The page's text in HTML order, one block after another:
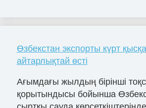
Өзбекстан экспорты күрт
айтарлықтай өсті
Ағымдағы жылдың бірінші
қорытындысы бойынша